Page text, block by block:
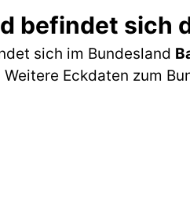
befindet sich
sich im Bundesland
Weitere Eckdaten zum